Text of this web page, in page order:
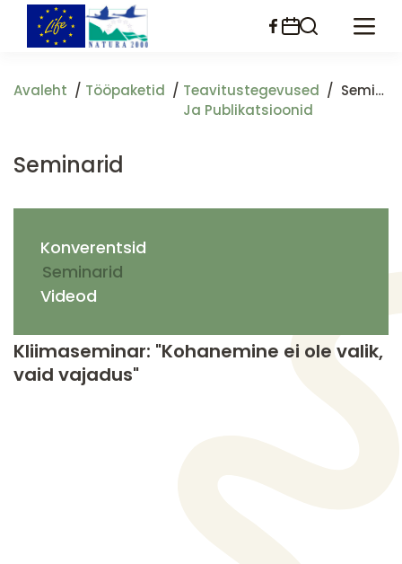
Liigu
edasi
põhisisu
Avaleht Tööpaketid
Teavitustegevused
Ja Publikatsioonid
Seminarid
Seminarid
Konverentsid
Seminarid
Videod
Kliimaseminar: "Kohanemine ei ole valik,
vaid vajadus"